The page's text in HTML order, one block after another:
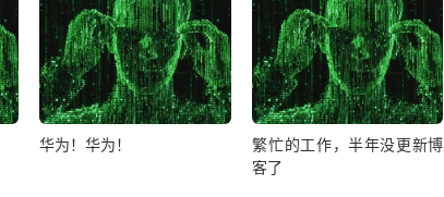
华为！华为！
繁忙的工作，半年没更新博
客了